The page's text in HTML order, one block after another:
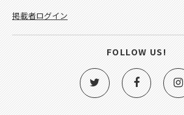
掲載者ログイン
FOLLOW US!